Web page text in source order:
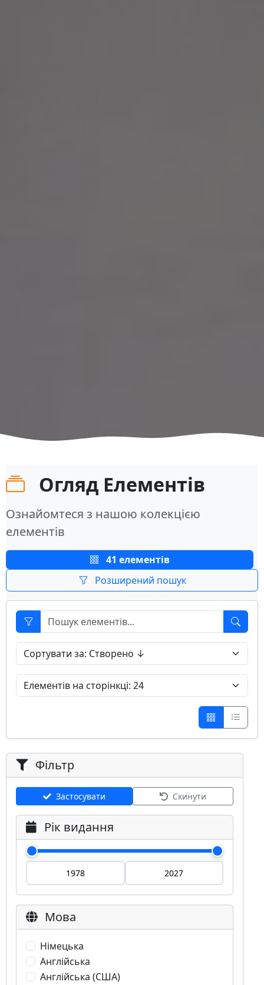
Огляд Елементів
Ознайомтеся з нашою колекцією
елементів
41 елементів
Розширений пошук
Фільтр
Застосувати Скинути
Рік видання
Мова
Німецька
Англійська
Англійська (США)